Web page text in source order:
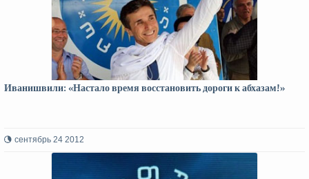
Иванишвили: «Настало время восстановить дороги к абхазам!»
сентябрь 24 2012